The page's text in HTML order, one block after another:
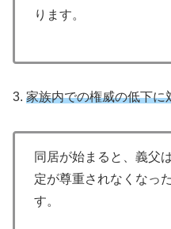
ります。
3. 家族内での権威の低下に
同居が始まると、義父
定が尊重されなくなっ
す。